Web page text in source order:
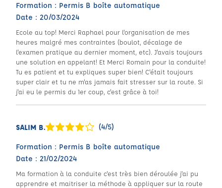
Formation : Permis B boîte automatique
Date : 20/03/2024
Ecole au top! Merci Raphael pour l'organisation de mes
heures malgré mes contraintes (boulot, décalage de
l'examen pratique au dernier moment, etc). J'avais toujours
une solution en appelant! Et Merci Romain pour la conduite!
Tu es patient et tu expliques super bien! C'était toujours
super clair et tu ne m'as jamais fait stresser sur la route. Si
j'ai eu le permis du 1er coup, c'est grâce à toi!
SALIM B. (4/5)
Formation : Permis B boîte automatique
Date : 21/02/2024
Ma formation à la conduite c'est très bien déroulée j'ai pu
apprendre et maitriser la méthode à appliquer sur la route